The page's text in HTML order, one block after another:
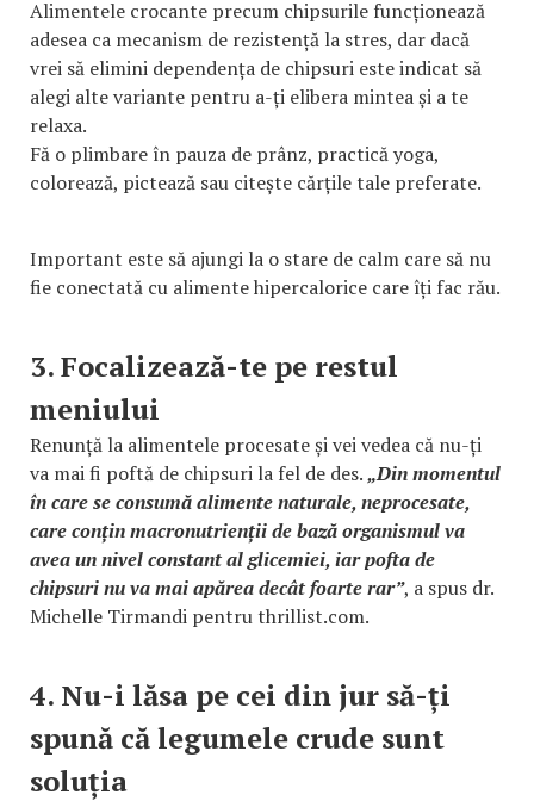
Alimentele crocante precum chipsurile funcționează
adesea ca mecanism de rezistență la stres, dar dacă
vrei să elimini dependența de chipsuri este indicat să
alegi alte variante pentru a-ți elibera mintea și a te
relaxa.
Fă o plimbare în pauza de prânz, practică yoga,
colorează, pictează sau citește cărțile tale preferate.
Important este să ajungi la o stare de calm care să nu
fie conectată cu alimente hipercalorice care îți fac rău.
3. Focalizează-te pe restul
meniului
Renunță la alimentele procesate și vei vedea că nu-ți
va mai fi poftă de chipsuri la fel de des.„Din momentul
în care se consumă alimente naturale, neprocesate,
care conțin macronutrienții de bază organismul va
avea un nivel constant al glicemiei, iar pofta de
chipsuri nu va mai apărea decât foarte rar”, a spus dr.
Michelle Tirmandi pentru thrillist.com.
4. Nu-i lăsa pe cei din jur să-ți
spună că legumele crude sunt
soluția